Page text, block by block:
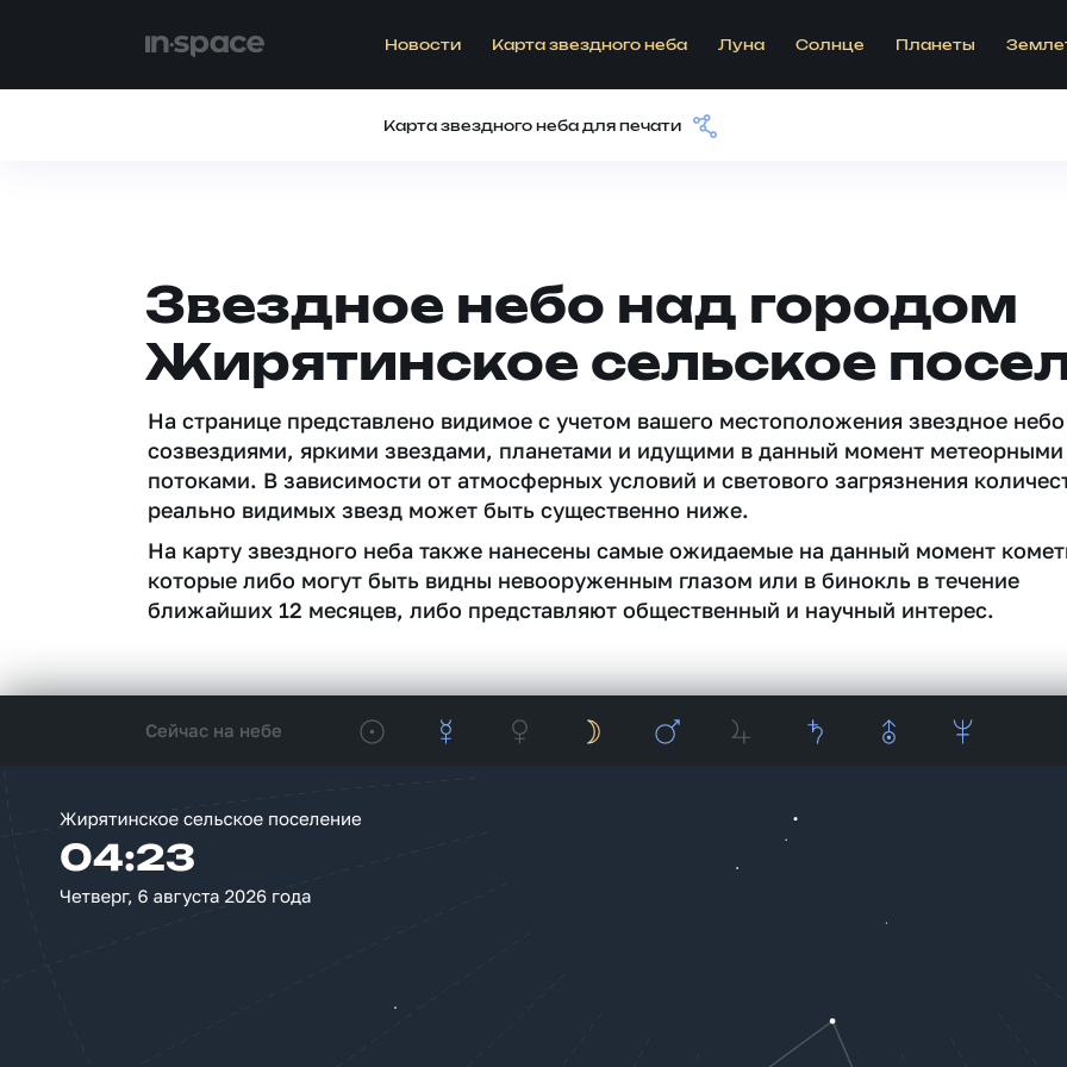
Новости Карта звездного неба Луна Солнце Планеты
Карта звездного неба для печати
Звездное небо над городом
Жирятинское сельское
На странице представлено видимое c учетом вашего местоположения звездное
созвездиями, яркими звездами, планетами и идущими в данный момент метеорными
потоками. В зависимости от атмосферных условий и светового загрязнения
реально видимых звезд может быть существенно ниже.
На карту звездного неба также нанесены самые ожидаемые на данный момент
которые либо могут быть видны невооруженным глазом или в бинокль в течение
ближайших 12 месяцев, либо представляют общественный и научный интерес.
Сейчас на небе